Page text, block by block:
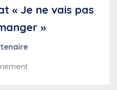
« Je ne vais pas
»